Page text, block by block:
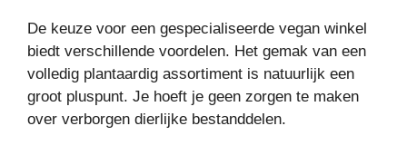
De keuze voor een gespecialiseerde vegan winkel
biedt verschillende voordelen. Het gemak van een
volledig plantaardig assortiment is natuurlijk een
groot pluspunt. Je hoeft je geen zorgen te maken
over verborgen dierlijke bestanddelen.